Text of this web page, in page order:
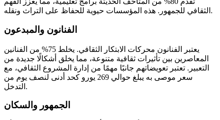
الثقافي للجمهور. هذه المؤسسات حيوية للحفاظ على التراث ونقله.
الفنانون والمبدعون
يعتبر الفنانون محركات الابتكار الثقافي. يخلط 75% من الفنانين
المعاصرين بين تأثيرات ثقافية متنوعة، مما يخلق أشكالًا جديدة من
التعبير. تعتبر تعويضاتهم جانبًا مهمًا من إدارة المشروع الثقافي، مع
سعر موصى به يبلغ حوالي 269 يورو كحد أدنى لنصف يوم من
التدخل.
الجمهور والسكان